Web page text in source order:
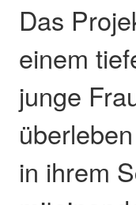
Das
einem
junge
in ihrem